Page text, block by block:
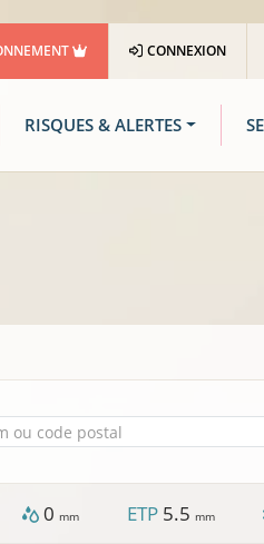
CONNEXION
RISQUES & ALERTES
ou code postal
0 mm ETP 5.5 mm